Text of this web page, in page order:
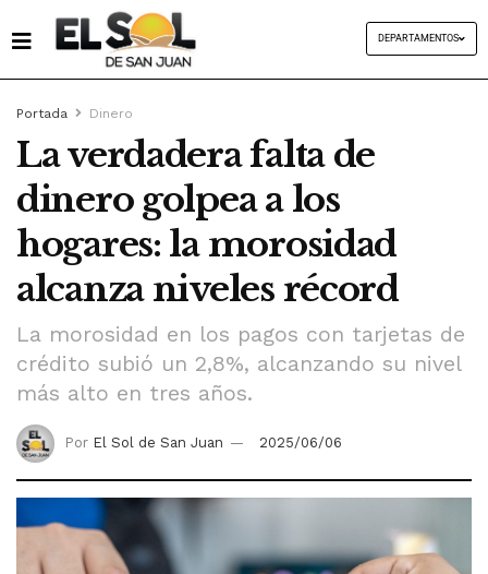
DEPARTAMENTOS
Portada Dinero
La verdadera falta de
dinero golpea a los
hogares: la morosidad
alcanza niveles récord
La morosidad en los pagos con tarjetas de
crédito subió un 2,8%, alcanzando su nivel
más alto en tres años.
Por El Sol de San Juan 2025/06/06